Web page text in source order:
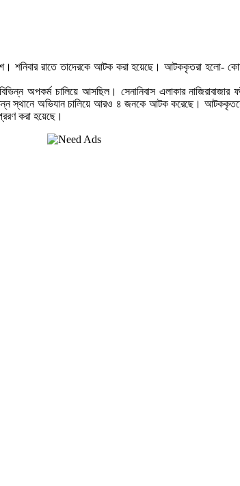
রাতে তাদেরকে আটক করা হয়েছে। আটককৃতরা হলো-
অপকর্ম চালিয়ে আসছিল। সেনানিবাস এলাকার
স্থানে অভিযান চালিয়ে আরও ৪ জনকে আটক করেছে।
করা হয়েছে।